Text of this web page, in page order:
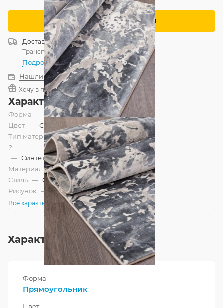
Сообщить о поступлении
ДоставкаРоссия
Транспортной компанией —бесплатно
Подробнее
Нашли дешевле?
Хочу в подарок
Характеристики
Форма — Прямоугольник
Цвет — Синий, Яркий
Тип материала
?
— Синтетический
Материал — Полиэстер
Стиль — Современный
Рисунок — Абстракция
Все характеристики
Характеристики
Форма
Прямоугольник
Цвет